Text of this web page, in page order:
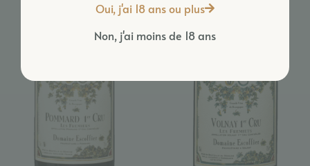
Oui, j'ai 18 ans ou plus
Non, j'ai moins de 18 ans